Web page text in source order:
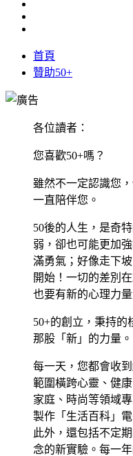
首頁
贊助50+
各位讀者：
您喜歡50+嗎？
雖然不一定認識您
一直陪伴您。
50後的人生，是奇
弱，卻也可能更加
滿勇氣；好像走下
開始！一切的差別
也要有新的心理力量
50+的創立，秉持的
那股「新」的力量。
每一天，您都會收
範圍橫跨心靈、健
家庭、時尚等領域
製作「生活百科」
此外，還包括不定
念的新實驗。每一